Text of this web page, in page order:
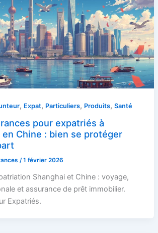
, Expat, Particuliers, Produits, Santé
pour expatriés à
en Chine : bien se protéger
/1 février 2026
Shanghai et Chine : voyage,
et assurance de prêt immobilier.
Expatriés.